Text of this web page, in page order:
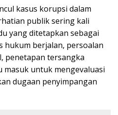
kasus korupsi dalam
publik sering kali
yang ditetapkan sebagai
hukum berjalan, persoalan
penetapan tersangka
masuk untuk mengevaluasi
dugaan penyimpangan